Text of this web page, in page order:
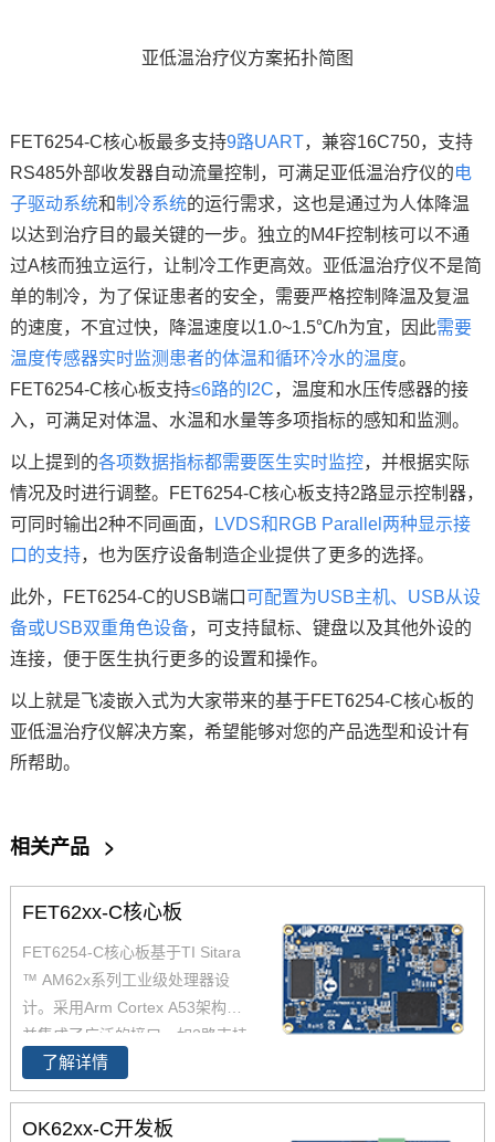
亚低温治疗仪方案拓扑简图
FET6254-C核心板最多支持9路UART，兼容16C750，支持
RS485外部收发器自动流量控制，可满足亚低温治疗仪的电
子驱动系统和制冷系统的运行需求，这也是通过为人体降温
以达到治疗目的最关键的一步。独立的M4F控制核可以不通
过A核而独立运行，让制冷工作更高效。亚低温治疗仪不是简
单的制冷，为了保证患者的安全，需要严格控制降温及复温
的速度，不宜过快，降温速度以1.0~1.5℃/h为宜，因此需要
温度传感器实时监测患者的体温和循环冷水的温度。
FET6254-C核心板支持≤6路的I2C，温度和水压传感器的接
入，可满足对体温、水温和水量等多项指标的感知和监测。
以上提到的各项数据指标都需要医生实时监控，并根据实际
情况及时进行调整。FET6254-C核心板支持2路显示控制器，
可同时输出2种不同画面，
LVDS和RGB Parallel两种显示接
口 的支持，也为医疗设备制造企业提供了更多的选择。
此外，FET6254-C的USB端口 可配置为USB主机、USB从设
备或USB双重角色设备，可支持鼠标、键盘以及其他外设的
连接，便于医生执行更多的设置和操作。
以上就是飞凌嵌入式为大家带来的基于FET6254-C核心板的
亚低温治疗仪解决方案，希望能够对您的产品选型和设计有
所帮助。
相关产品 >
FET62xx-C核心板
FET6254-C核心板基于TI Sitara
™ AM62x系列工业级处理器设
计。采用Arm Cortex A53架构，
并集成了广泛的接口，如2路支持
TSN的千兆以太网、USB 2.0CA
N-FD，AM6254核心板兼容AM6
2x全系列处理器，提供单核、双
了解详情
OK62xx-C开发板